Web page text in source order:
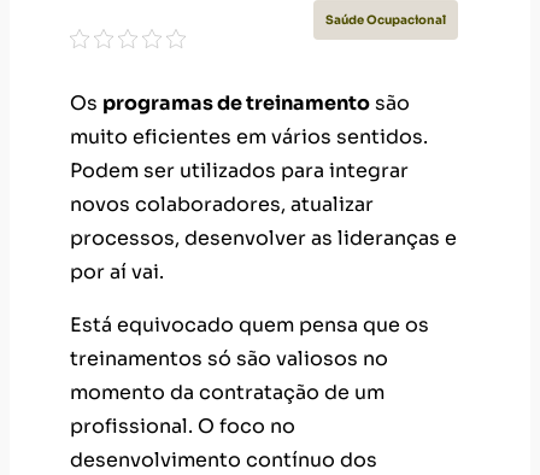
Saúde Ocupacional
Os programas de treinamentosão
muito eficientes em vários sentidos.
Podem ser utilizados para integrar
novos colaboradores, atualizar
processos, desenvolver as lideranças e
por aí vai.
Está equivocado quem pensa que os
treinamentos só são valiosos no
momento da contratação de um
profissional. O foco no
desenvolvimento contínuo dos